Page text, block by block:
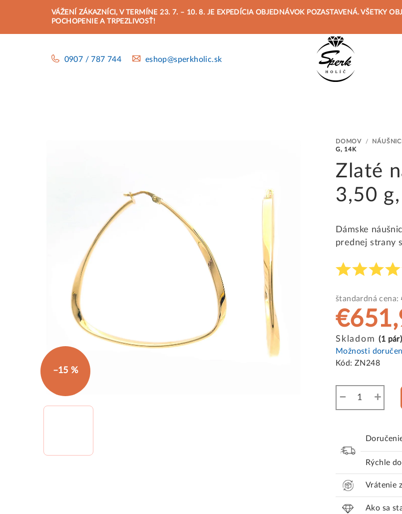
VÁŽENÍ ZÁKAZNÍCI, V TERMÍNE 23. 7. – 10. 8. JE EXPEDÍCIA OBJEDNÁVOK POZASTAVENÁ. VŠETKY
POCHOPENIE A TRPEZLIVOSŤ!
0907 / 787 744 eshop@sperkholic.sk
DOMOV /
G, 14K
Zlaté
3,50
Dámske
prednej strany
štandardná cena:
Jednotková
cena:
Skladom(1 pár)
Možnosti
Kód: ZN248
+
−
Rýchle
Vrátenie
Ako sa
–15 %